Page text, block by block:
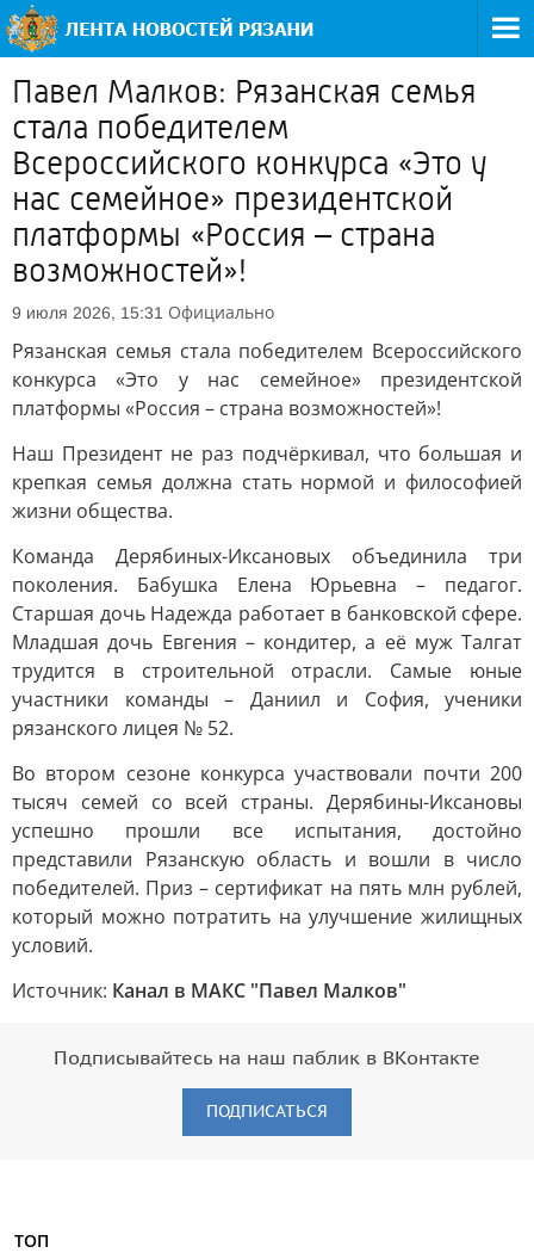
Павел Малков: Рязанская семья
стала победителем
Всероссийского конкурса «Это у
нас семейное» президентской
платформы «Россия – страна
возможностей»!
9 июля 2026, 15:31 Официально
Рязанская семья стала победителем Всероссийского
конкурса «Это у нас семейное» президентской
платформы «Россия – страна возможностей»!
Наш Президент не раз подчёркивал, что большая и
крепкая семья должна стать нормой и философией
жизни общества.
Команда Дерябиных-Иксановых объединила три
поколения. Бабушка Елена Юрьевна – педагог.
Старшая дочь Надежда работает в банковской сфере.
Младшая дочь Евгения – кондитер, а её муж Талгат
трудится в строительной отрасли. Самые юные
участники команды – Даниил и София, ученики
рязанского лицея № 52.
Во втором сезоне конкурса участвовали почти 200
тысяч семей со всей страны. Дерябины-Иксановы
успешно прошли все испытания, достойно
представили Рязанскую область и вошли в число
победителей. Приз – сертификат на пять млн рублей,
который можно потратить на улучшение жилищных
условий.
Источник: Канал в МАКС "Павел Малков"
Подписывайтесь на наш паблик в ВКонтакте
ПОДПИСАТЬСЯ
ТОП